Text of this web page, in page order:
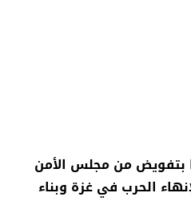
بتفويض من مجلس الأمن
الحرب في غزة وبناء